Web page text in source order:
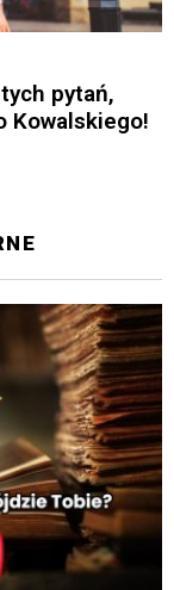
pytań,
Kowalskiego!